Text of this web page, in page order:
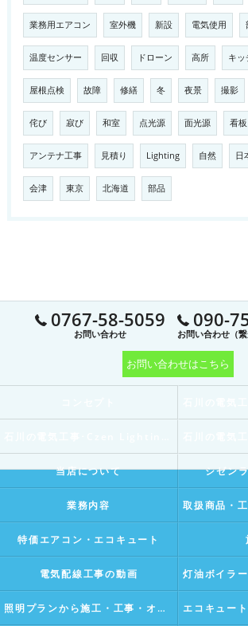
業務用エアコン 室外機 新設 電気使用
温度センサー 回収 ドローン 高所 キッ
屋根点検 故障 修繕 冬 夜景 撮影
侘び 寂び 和室 点光源 面光源 看板
アンテナ工事 見積り Lighting 自然 日
会津 東京 北海道 部品
0767-58-5059
お問い合わせ
090-
お問い合わせ（
お問い合わせはこちら
当店について シゼン
業務内容
特価エアコン・エコキュート
電気配線工事の動画
照明プランから施工・工事・オリジナルライティングデザインの動画Vlog